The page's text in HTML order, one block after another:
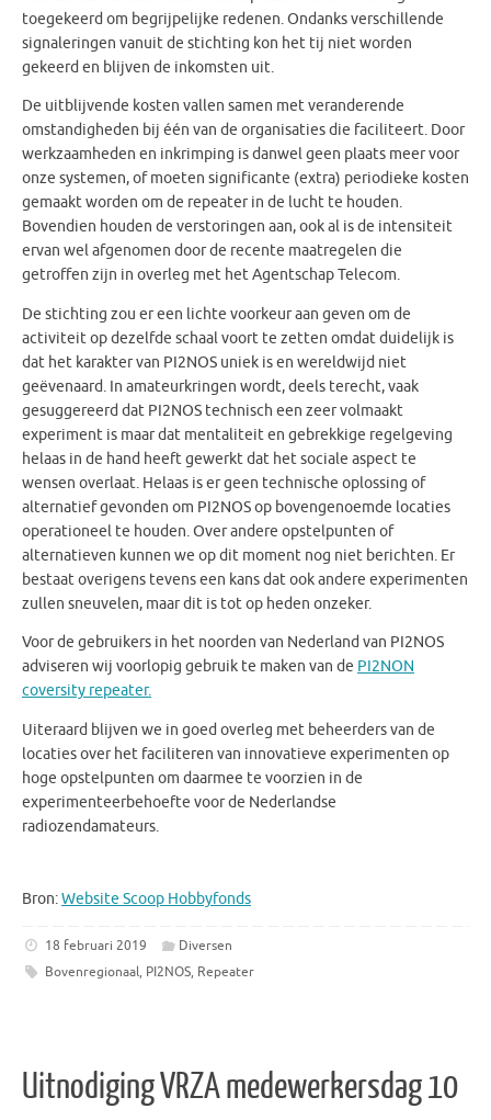
toegekeerd om begrijpelijke redenen. Ondanks verschillende
signaleringen vanuit de stichting kon het tij niet worden
gekeerd en blijven de inkomsten uit.
De uitblijvende kosten vallen samen met veranderende
omstandigheden bij één van de organisaties die faciliteert. Door
werkzaamheden en inkrimping is danwel geen plaats meer voor
onze systemen, of moeten significante (extra) periodieke kosten
gemaakt worden om de repeater in de lucht te houden.
Bovendien houden de verstoringen aan, ook al is de intensiteit
ervan wel afgenomen door de recente maatregelen die
getroffen zijn in overleg met het Agentschap Telecom.
De stichting zou er een lichte voorkeur aan geven om de
activiteit op dezelfde schaal voort te zetten omdat duidelijk is
dat het karakter van PI2NOS uniek is en wereldwijd niet
geëvenaard. In amateurkringen wordt, deels terecht, vaak
gesuggereerd dat PI2NOS technisch een zeer volmaakt
experiment is maar dat mentaliteit en gebrekkige regelgeving
helaas in de hand heeft gewerkt dat het sociale aspect te
wensen overlaat. Helaas is er geen technische oplossing of
alternatief gevonden om PI2NOS op bovengenoemde locaties
operationeel te houden. Over andere opstelpunten of
alternatieven kunnen we op dit moment nog niet berichten. Er
bestaat overigens tevens een kans dat ook andere experimenten
zullen sneuvelen, maar dit is tot op heden onzeker.
Voor de gebruikers in het noorden van Nederland van PI2NOS
adviseren wij voorlopig gebruik te maken van de PI2NON
coversity repeater.
Uiteraard blijven we in goed overleg met beheerders van de
locaties over het faciliteren van innovatieve experimenten op
hoge opstelpunten om daarmee te voorzien in de
experimenteerbehoefte voor de Nederlandse
radiozendamateurs.
Bron:Website Scoop Hobbyfonds
18 februari 2019
Diversen
Bovenregionaal, PI2NOS, Repeater
Uitnodiging VRZA medewerkersdag 10